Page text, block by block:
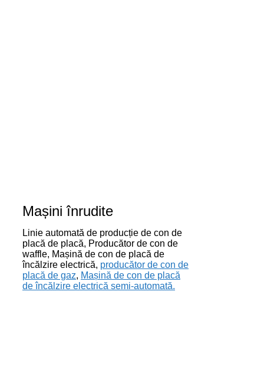
Mașini înrudite
Linie automată de producție de con de
placă de placă, Producător de con de
waffle, Mașină de con de placă de
încălzire electrică, producător de con de
placă de gaz, Mașină de con de placă
de încălzire electrică semi-automată.